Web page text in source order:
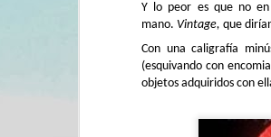
Y lo peor es que no
mano. Vintage, que
Con una caligrafía
(esquivando con
objetos adquiridos con